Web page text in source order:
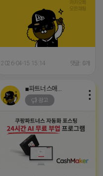
2026-04-15 15:14 댓글: 0개
광고